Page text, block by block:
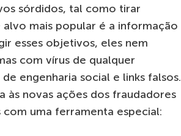
sórdidos, tal como tirar
mais popular é a informação
esses objetivos, eles nem
com vírus de qualquer
engenharia social e links falsos.
às novas ações dos fraudadores
uma ferramenta especial: